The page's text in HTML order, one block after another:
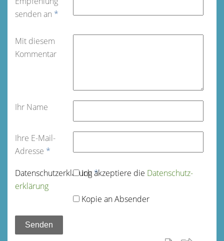
senden an *
Mit diesem
Kommentar
Ihr Name
Ihre E-Mail-
Adresse *
Datenschutz­erklärung*
Ich akzeptiere die Datenschutz­
erklärung
Kopie an Absender